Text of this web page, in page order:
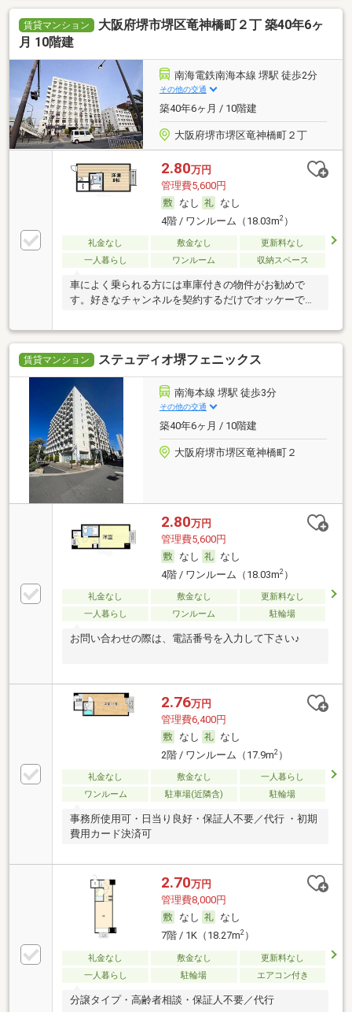
賃貸マンション
大阪府堺市堺区竜神橋町２丁 築40年6ヶ
月 10階建
南海電鉄南海本線 堺駅 徒歩2分
その他の交通
築40年6ヶ月 / 10階建
大阪府堺市堺区竜神橋町２丁
2.80万円
管理費5,600円
なし
なし
4階 / ワンルーム（18.03m2）
礼金なし 敷金なし
更新料なし
一人暮らし
ワンルーム 収納スペース
車によく乗られる方には車庫付きの物件がお勧めで
す。好きなチャンネルを契約するだけでオッケーで
賃貸マンション ステュディオ堺フェニックス
南海本線 堺駅 徒歩3分
その他の交通
築40年6ヶ月 / 10階建
大阪府堺市堺区竜神橋町２
2.80万円
管理費5,600円
なし
なし
4階 / ワンルーム（18.03m2）
礼金なし 敷金なし
更新料なし
一人暮らし
ワンルーム 駐輪場
お問い合わせの際は、電話番号を入力して下さい♪
2.76万円
管理費6,400円
なし
なし
2階 / ワンルーム（17.9m2）
礼金なし 敷金なし
一人暮らし
ワンルーム
駐車場(近隣含) 駐輪場
事務所使用可・日当り良好・保証人不要／代行 ・初期
費用カード決済可
2.70万円
管理費8,000円
なし
なし
7階 / 1K（18.27m2）
礼金なし 敷金なし
更新料なし
一人暮らし
駐輪場 エアコン付き
分譲タイプ・高齢者相談・保証人不要／代行